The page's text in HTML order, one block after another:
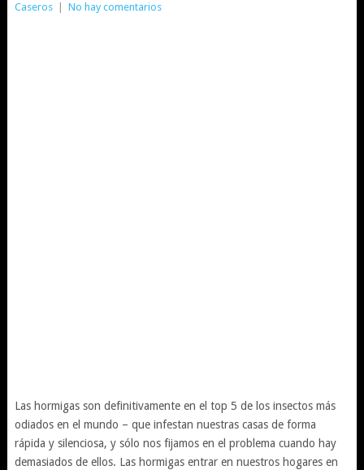
Caseros
No hay comentarios
Las hormigas son definitivamente en el top 5 de los insectos más
odiados en el mundo – que infestan nuestras casas de forma
rápida y silenciosa, y sólo nos fijamos en el problema cuando hay
demasiados de ellos. Las hormigas entrar en nuestros hogares en